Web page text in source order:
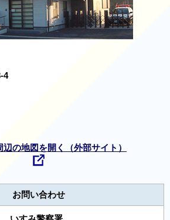
4
の地図を開く（外部サイト）
お問い合わせ